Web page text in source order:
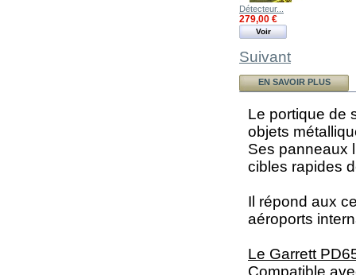
Détecteur...
279,00 €
Voir
Suivant
EN SAVOIR PLUS
Le portique de
objets
Ses panneaux
cibles rapides
Il répond aux
aéroports
Le Garrett
Compatible